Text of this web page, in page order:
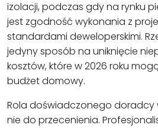
izolacji, podczas gdy na rynku
jest zgodność wykonania z
standardami deweloperskimi.
jedyny sposób na uniknięcie
kosztów, które w 2026 roku
budżet domowy.
Rola doświadczonego doradcy
nie do przecenienia.